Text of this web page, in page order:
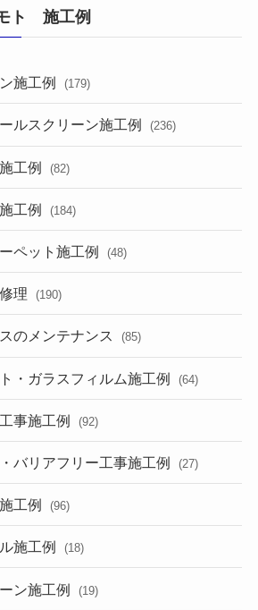
ト 施工例
施工例 (179)
ルスクリーン施工例 (236)
工例 (82)
工例 (184)
ペット施工例 (48)
理 (190)
のメンテナンス (85)
・ガラスフィルム施工例 (64)
事施工例 (92)
バリアフリー工事施工例 (27)
工例 (96)
施工例 (18)
ン施工例 (19)